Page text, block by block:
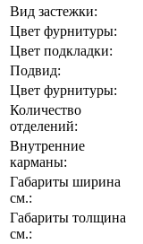
Вид застежки:
Цвет фурнитуры:
Цвет подкладки:
Подвид:
Цвет фурнитуры:
Количество
отделений:
Внутренние
карманы:
Габариты ширина
см.:
Габариты толщина
см.: